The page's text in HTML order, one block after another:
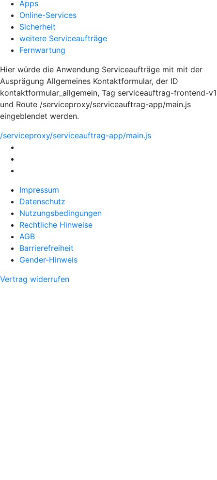
Apps
Online-Services
Sicherheit
weitere Serviceaufträge
Fernwartung
Hier würde die Anwendung Serviceaufträge mit mit der
Ausprägung Allgemeines Kontaktformular, der ID
kontaktformular_allgemein, Tag serviceauftrag-frontend-v1
und Route /serviceproxy/serviceauftrag-app/main.js
eingeblendet werden.
/serviceproxy/serviceauftrag-app/main.js
Impressum
Datenschutz
Nutzungsbedingungen
Rechtliche Hinweise
AGB
Barrierefreiheit
Gender-Hinweis
Vertrag widerrufen